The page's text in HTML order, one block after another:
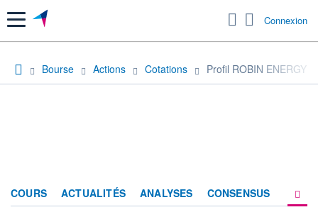
Menu Connexion
Bourse Actions Cotations Profil ROBIN ENERGY
COURS ACTUALITÉS ANALYSES CONSENSUS